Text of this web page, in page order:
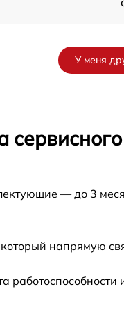
У меня
— до 3
напрямую